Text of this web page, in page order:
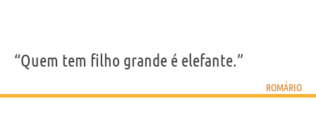
“Quem tem filho grande é elefante.”
ROMÁRIO